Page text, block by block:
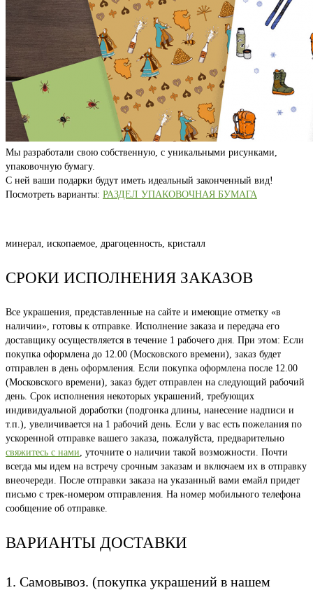
Мы разработали свою собственную, с уникальными рисунками,
упаковочную бумагу.
С ней ваши подарки будут иметь идеальный законченный вид!
Посмотреть варианты: РАЗДЕЛ УПАКОВОЧНАЯ БУМАГА
минерал, ископаемое, драгоценность, кристалл
СРОКИ ИСПОЛНЕНИЯ ЗАКАЗОВ
Все украшения, представленные на сайте и имеющие отметку «в
наличии», готовы к отправке. Исполнение заказа и передача его
доставщику осуществляется в течение 1 рабочего дня. При этом: Если
покупка оформлена до 12.00 (Московского времени), заказ будет
отправлен в день оформления. Если покупка оформлена после 12.00
(Московского времени), заказ будет отправлен на следующий рабочий
день. Срок исполнения некоторых украшений, требующих
индивидуальной доработки (подгонка длины, нанесение надписи и
т.п.), увеличивается на 1 рабочий день. Если у вас есть пожелания по
ускоренной отправке вашего заказа, пожалуйста, предварительно
свяжитесь с нами, уточните о наличии такой возможности. Почти
всегда мы идем на встречу срочным заказам и включаем их в отправку
внеочереди. После отправки заказа на указанный вами емайл придет
письмо с трек-номером отправления. На номер мобильного телефона
сообщение об отправке.
ВАРИАНТЫ ДОСТАВКИ
1. Самовывоз. (покупка украшений в нашем